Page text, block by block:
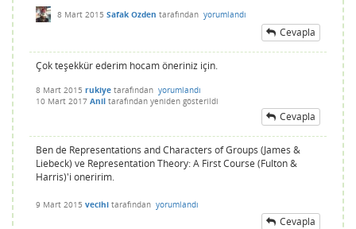
8 Mart 2015 Safak Ozden tarafından yorumlandı
Cevapla
Çok teşekkür ederim hocam öneriniz için.
8 Mart 2015 rukiye tarafından yorumlandı
10 Mart 2017 Anil tarafından yeniden gösterildi
Cevapla
Ben de Representations and Characters of Groups (James &
Liebeck) ve Representation Theory: A First Course (Fulton &
Harris)'i oneririm.
9 Mart 2015 vecihi tarafından yorumlandı
Cevapla